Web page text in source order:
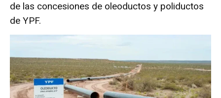
de las concesiones de oleoductos y poliductos
de YPF.